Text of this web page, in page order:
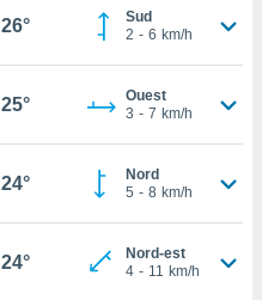
26°
Sud
2 - 6 km/h
25°
Ouest
3 - 7 km/h
24°
Nord
5 - 8 km/h
24°
Nord-est
4 - 11 km/h